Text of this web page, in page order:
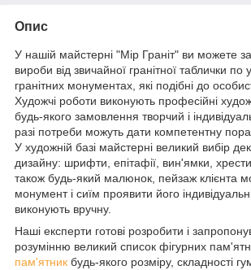
Опис
У нашій майстерні "Мір Граніт" ви можете
вироби від звичайної гранітної таблички по
гранітних монументах, які подібні до
Художчі роботи виконують професійні
будь-якого замовлення творчий і
разі потреби можуть дати компетентну
У художній базі майстерні великий вибір
дизайну: шрифти, епітафії, вин'ямки, хрести,
також будь-який малюнок, пейзаж клієнта
монумент і сиїм проявити його
виконують вручну.
Наші експерти готові розробити і
розумінню великий список фігурних
пам'ятник будь-якого розміру, складності